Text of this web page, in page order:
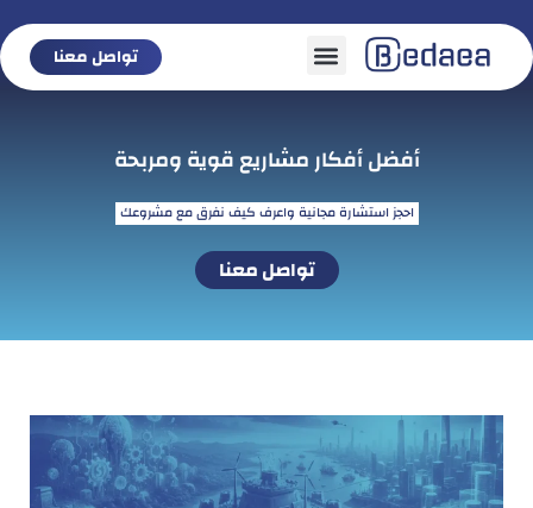
تواصل معنا
أفضل أفكار مشاريع قوية ومربحة
احجز استشارة مجانية واعرف كيف نفرق مع مشروعك
تواصل معنا